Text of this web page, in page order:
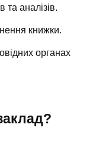
аналізів.
книжки.
органах